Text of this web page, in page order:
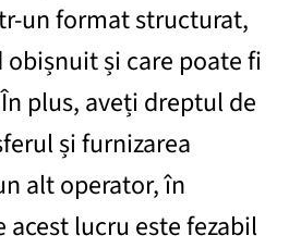
un format structurat,
și care poate fi
plus, aveți dreptul de
și furnizarea
alt operator, în
acest lucru este fezabil